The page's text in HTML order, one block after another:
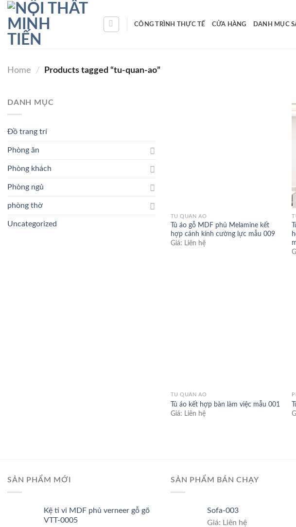
Skip
content
CÔNG TRÌNH THỰC TẾ CỬA HÀNG DANH MỤC
Home / Products tagged “tu-quan-ao”
DANH MỤC
Đồ trang trí
Phòng ăn
Phòng khách
Phòng ngủ
phòng thờ
Uncategorized
TỦ QUẦN ÁO
Tủ áo gỗ MDF phủ Melamine kết
hợp cánh kính cường lực mẫu 009
Giá: Liên hệ
TỦ QUẦN ÁO
Tủ áo kết hợp bàn làm việc mẫu 001
Giá: Liên hệ
SẢN PHẨM MỚI
Kệ ti vi MDF phủ verneer gỗ gõ
VTT-0005
SẢN PHẨM BÁN CHẠY
Sofa-003
Giá: Liên hệ